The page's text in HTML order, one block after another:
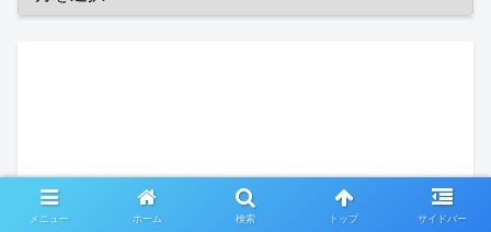
メニュー ホーム 検索 トップ サイドバー